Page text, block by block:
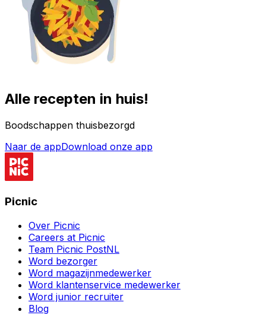
Alle recepten in huis!
Boodschappen thuisbezorgd
Naar de appDownload onze app
Picnic
Over Picnic
Careers at Picnic
Team Picnic PostNL
Word bezorger
Word magazijnmedewerker
Word klantenservice medewerker
Word junior recruiter
Blog